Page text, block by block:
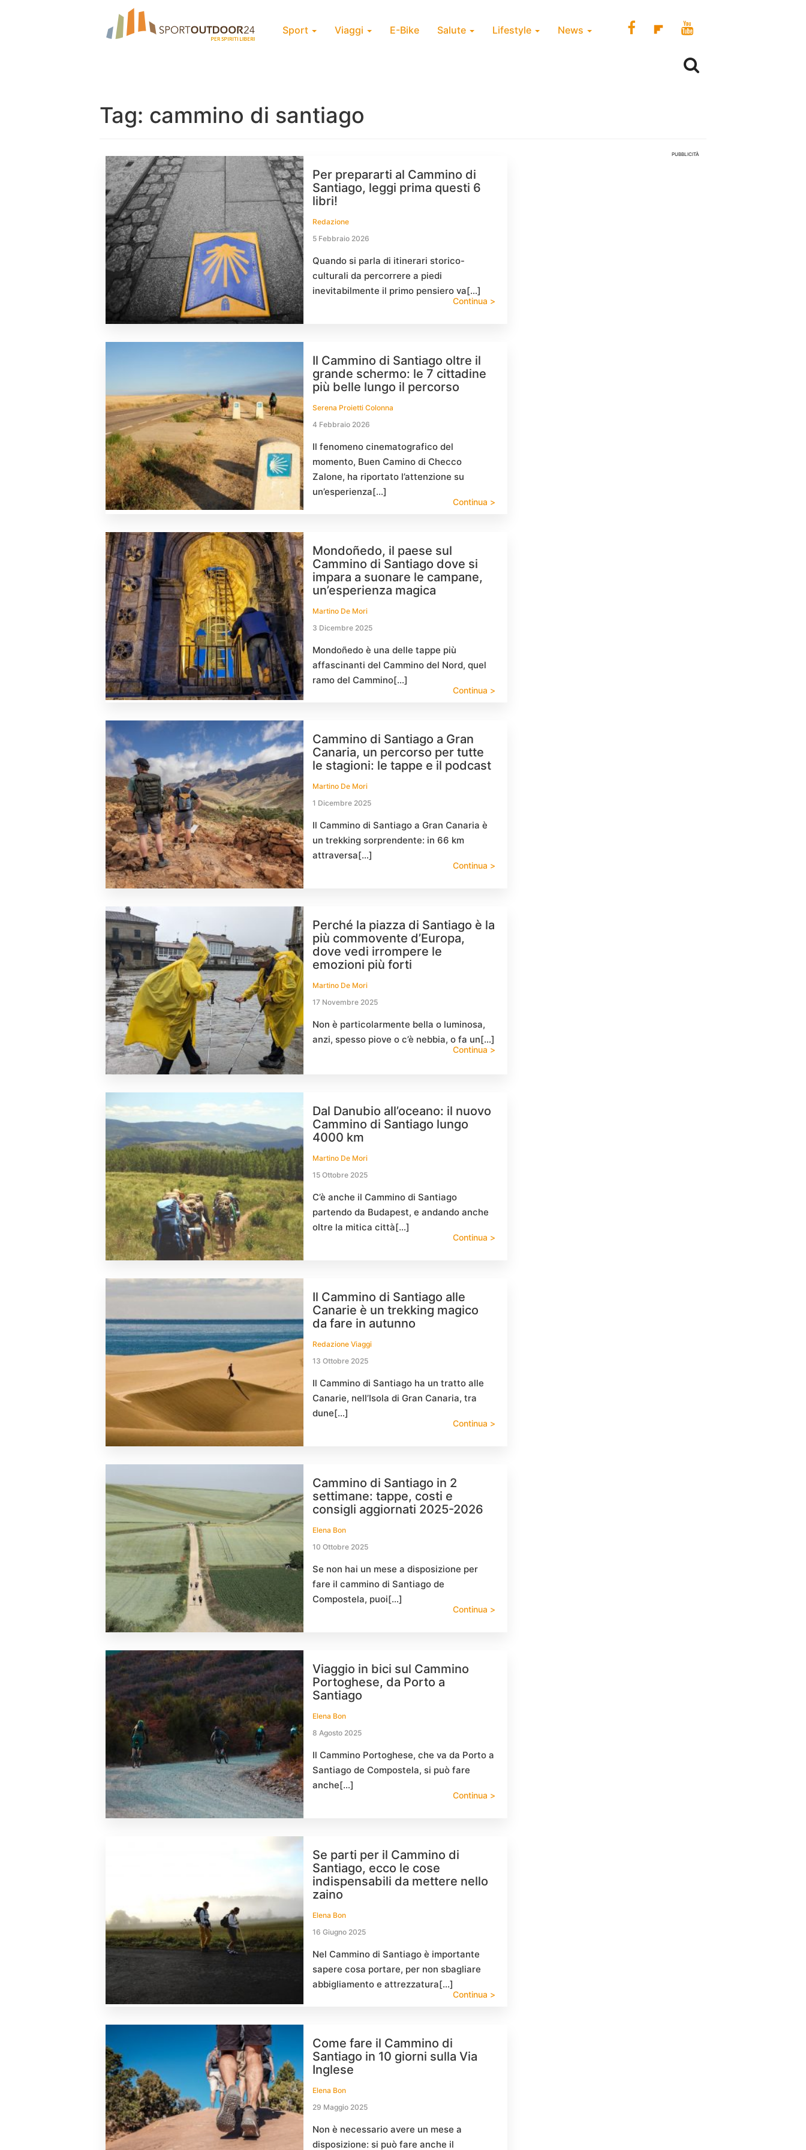
Sport Viaggi E-Bike Salute Lifestyle News
Tag: cammino di santiago
Per prepararti al Cammino di
Santiago, leggi prima questi 6
libri!
Redazione
5 Febbraio 2026
Quando si parla di itinerari storico-
culturali da percorrere a piedi
inevitabilmente il primo pensiero va[…]
Continua >
Il Cammino di Santiago oltre il
grande schermo: le 7 cittadine
più belle lungo il percorso
Serena Proietti Colonna
4 Febbraio 2026
Il fenomeno cinematografico del
momento, Buen Camino di Checco
Zalone, ha riportato l’attenzione su
un’esperienza[…]
Continua >
Mondoñedo, il paese sul
Cammino di Santiago dove si
impara a suonare le campane,
un’esperienza magica
Martino De Mori
3 Dicembre 2025
Mondoñedo è una delle tappe più
affascinanti del Cammino del Nord, quel
ramo del Cammino[…]
Continua >
Cammino di Santiago a Gran
Canaria, un percorso per tutte
le stagioni: le tappe e il podcast
Martino De Mori
1 Dicembre 2025
Il Cammino di Santiago a Gran Canaria è
un trekking sorprendente: in 66 km
attraversa[…]
Continua >
Perché la piazza di Santiago è la
più commovente d’Europa,
dove vedi irrompere le
emozioni più forti
Martino De Mori
17 Novembre 2025
Non è particolarmente bella o luminosa,
anzi, spesso piove o c’è nebbia, o fa un[…]
Continua >
Dal Danubio all’oceano: il nuovo
Cammino di Santiago lungo
4000 km
Martino De Mori
15 Ottobre 2025
C’è anche il Cammino di Santiago
partendo da Budapest, e andando anche
oltre la mitica città[…]
Continua >
Il Cammino di Santiago alle
Canarie è un trekking magico
da fare in autunno
Redazione Viaggi
13 Ottobre 2025
Il Cammino di Santiago ha un tratto alle
Canarie, nell’Isola di Gran Canaria, tra
dune[…]
Continua >
Cammino di Santiago in 2
settimane: tappe, costi e
consigli aggiornati 2025-2026
Elena Bon
10 Ottobre 2025
Se non hai un mese a disposizione per
fare il cammino di Santiago de
Compostela, puoi[…]
Continua >
Viaggio in bici sul Cammino
Portoghese, da Porto a
Santiago
Elena Bon
8 Agosto 2025
Il Cammino Portoghese, che va da Porto a
Santiago de Compostela, si può fare
anche[…]
Continua >
Se parti per il Cammino di
Santiago, ecco le cose
indispensabili da mettere nello
zaino
Elena Bon
16 Giugno 2025
Nel Cammino di Santiago è importante
sapere cosa portare, per non sbagliare
abbigliamento e attrezzatura[…]
Continua >
Come fare il Cammino di
Santiago in 10 giorni sulla Via
Inglese
Elena Bon
29 Maggio 2025
Non è necessario avere un mese a
disposizione: si può fare anche il
PUBBLICITÀ